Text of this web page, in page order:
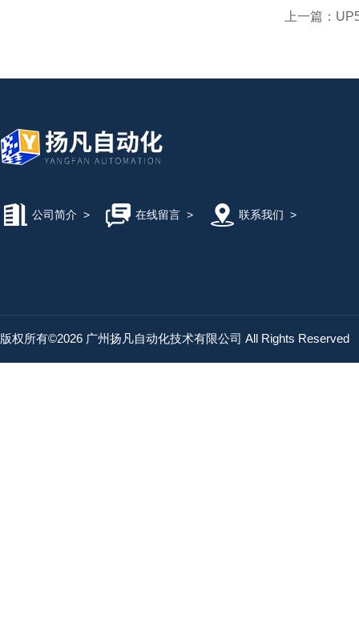
上一篇：
公司简介 > 在线留言> 联系我们 >
版权所有©2026 广州扬凡自动化技术有限公司 All Rights Reserved